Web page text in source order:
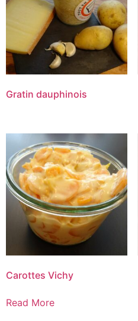
Gratin dauphinois
Carottes Vichy
Read More